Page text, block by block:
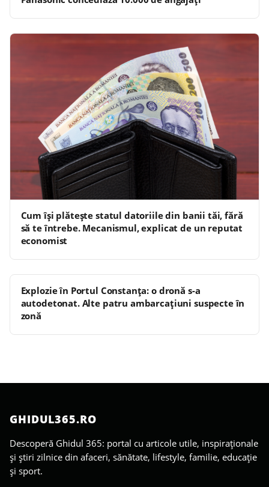
Cum își plătește statul datoriile din banii tăi, fără
să te întrebe. Mecanismul, explicat de un reputat
economist
Explozie în Portul Constanța: o dronă s-a
autodetonat. Alte patru ambarcațiuni suspecte în
zonă
GHIDUL365.RO
Descoperă Ghidul 365: portal cu articole utile, inspiraționale
și știri zilnice din afaceri, sănătate, lifestyle, familie, educație
și sport.